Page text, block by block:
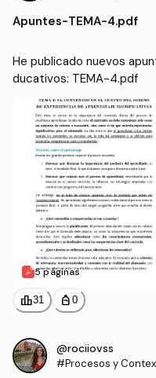
Apuntes-TEMA-4.pdf
He publicado nuevos
ducativos: TEMA-4.pdf
5 páginas
leaderboard31 personal_bag 0
@rociiovss
#Procesos y